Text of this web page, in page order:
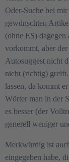
Oder-Suche bei
gewünschten
(ohne ES)
vorkommt, aber
Autosuggest nicht
nicht (richtig)
lassen, da kommt
Wörter man in der
es besser (der
generell weniger
Merkwürdig ist
eingegeben habe,